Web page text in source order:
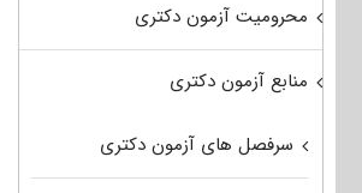
محرومیت آزمون دکتری
منابع آزمون دکتری
سرفصل های آزمون دکتری